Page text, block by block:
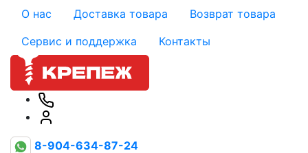
О нас Доставка товара
Возврат товара
Сервис и поддержка
Контакты
8-904-634-87-24